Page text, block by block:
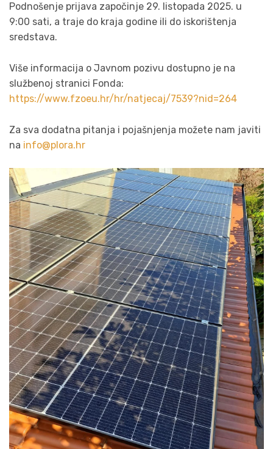
Podnošenje prijava započinje 29. listopada 2025. u
9:00 sati, a traje do kraja godine ili do iskorištenja
sredstava.
Više informacija o Javnom pozivu dostupno je na
službenoj stranici Fonda:
https://www.fzoeu.hr/hr/natjecaj/7539?nid=264
Za sva dodatna pitanja i pojašnjenja možete nam javiti
na info@plora.hr